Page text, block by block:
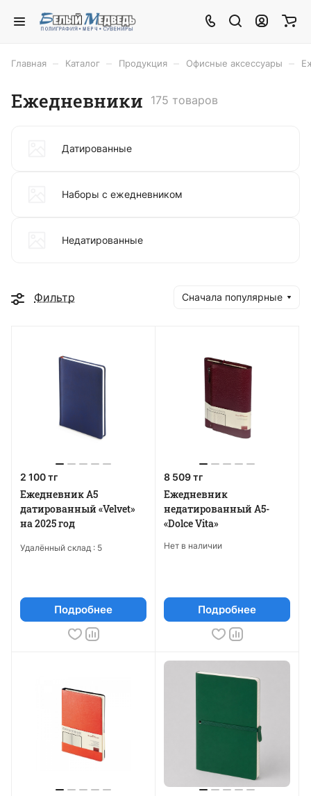
Главная Каталог Продукция Офисные аксессуары
Ежедневники 175 товаров
Датированные
Наборы с ежедневником
Недатированные
Фильтр Сначала популярные
2 100 тг
Ежедневник А5
датированный «Velvet»
на 2025 год
Удалённый склад : 5
Подробнее
8 509 тг
Ежедневник
недатированный А5-
«Dolce Vita»
Нет в наличии
Подробнее